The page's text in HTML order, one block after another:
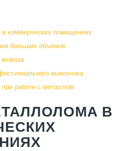
коммерческих помещениях
больших объемов
вывоза
вывозчика
работе с металлом
В